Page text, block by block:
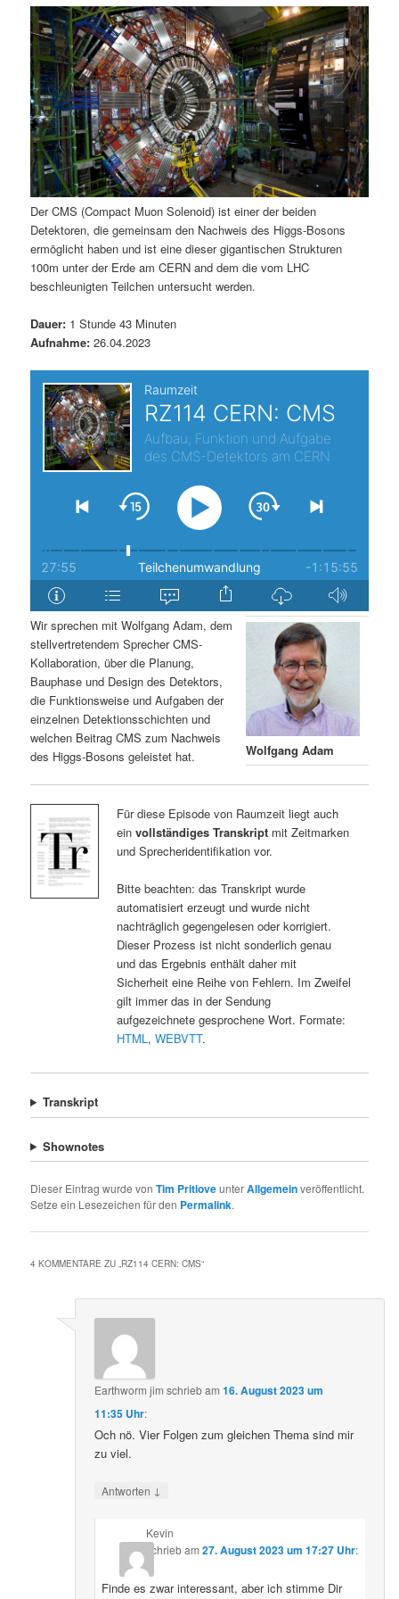
ä
r
e
n
I
n
h
l
t
s
p
n
g
e
n
n
d
ä
r
e
n
I
h
a
l
t
r
i
n
g
e
n
a
v
i
g
a
t
i
o
n
Der CMS (Compact Muon Solenoid) ist einer der beiden
Detektoren, die gemeinsam den Nachweis des Higgs-Bosons
ermöglicht haben und ist eine dieser gigantischen Strukturen
100m unter der Erde am CERN and dem die vom LHC
beschleunigten Teilchen untersucht werden.
Dauer: 1 Stunde 43 Minuten
Aufnahme: 26.04.2023
Wolfgang Adam
Wir sprechen mit Wolfgang Adam, dem
stellvertretendem Sprecher CMS-
Kollaboration, über die Planung,
Bauphase und Design des Detektors,
die Funktionsweise und Aufgaben der
einzelnen Detektionsschichten und
welchen Beitrag CMS zum Nachweis
des Higgs-Bosons geleistet hat.
Für diese Episode von Raumzeit liegt auch
ein vollständiges Transkriptmit Zeitmarken
und Sprecheridentifikation vor.
Bitte beachten: das Transkript wurde
automatisiert erzeugt und wurde nicht
nachträglich gegengelesen oder korrigiert.
Dieser Prozess ist nicht sonderlich genau
und das Ergebnis enthält daher mit
Sicherheit eine Reihe von Fehlern. Im Zweifel
gilt immer das in der Sendung
aufgezeichnete gesprochene Wort. Formate:
HTML, WEBVTT.
Transkript
Shownotes
Dieser Eintrag wurde vonTim PritloveunterAllgemeinveröffentlicht.
Setze ein Lesezeichen für den Permalink.
4 KOMMENTARE ZU „ RZ114 CERN: CMS“
Earthworm jim schriebam16. August 2023 um
11:35 Uhr:
Och nö. Vier Folgen zum gleichen Thema sind mir
zu viel.
Antworten ↓
Kevin
schriebam 27. August 2023 um 17:27 Uhr:
Finde es zwar interessant, aber ich stimme Dir